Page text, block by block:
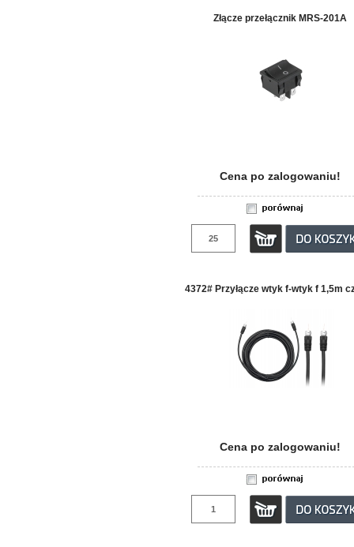
Złącze przełącznik MRS-201A
Cena po zalogowaniu!
4372# Przyłącze wtyk f-wtyk f 1,5m
Cena po zalogowaniu!